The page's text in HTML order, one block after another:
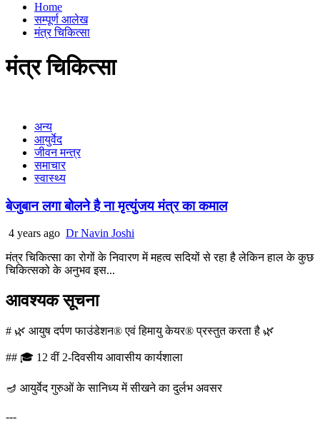
Home
सम्पूर्ण आलेख
मंत्र चिकित्सा
मंत्र चिकित्सा
अन्य
आयुर्वेद
जीवन मन्त्र
समाचार
स्वास्थ्य
बेजुबान लगा बोलने है ना मृत्युंजय मंत्र का कमाल
4 years ago Dr Navin Joshi
मंत्र चिकित्सा का रोगों के निवारण में महत्व सदियों से रहा है लेकिन हाल के कुछ
चिकित्सको के अनुभव इस...
आवश्यक सूचना
# 🌿 आयुष दर्पण फाउंडेशन® एवं हिमायु केयर® प्रस्तुत करता है 🌿
## 🎓 12 वीं 2-दिवसीय आवासीय कार्यशाला
🪔 आयुर्वेद गुरुओं के सानिध्य में सीखने का दुर्लभ अवसर
---